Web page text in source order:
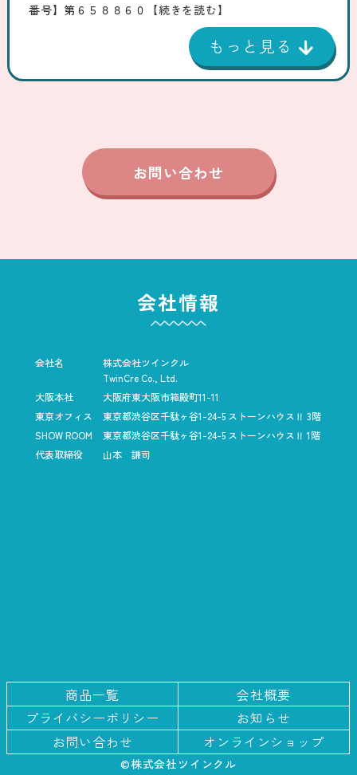
番号】第６５８８６０
【続きを読む】
お問い合わせ
会社情報
会社名
株式会社ツインクル
TwinCre Co., Ltd.
大阪本社
大阪府東大阪市箱殿町11-11
東京オフィス
東京都渋谷区千駄ヶ谷1-24-5 ストーンハウスⅡ 3階
SHOW ROOM
東京都渋谷区千駄ヶ谷1-24-5 ストーンハウスⅡ 1階
代表取締役
山本 謙司
商品一覧
会社概要
プライバシーポリシー
お知らせ
お問い合わせ
オンラインショップ
©株式会社ツインクル